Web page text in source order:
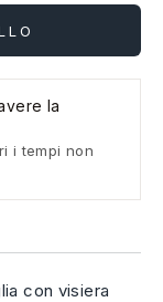
la
i tempi non
con visiera